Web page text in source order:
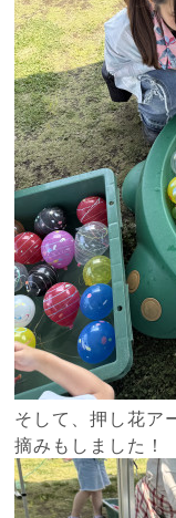
そして、押し花ア
摘みもしました！